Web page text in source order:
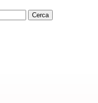
Cerca